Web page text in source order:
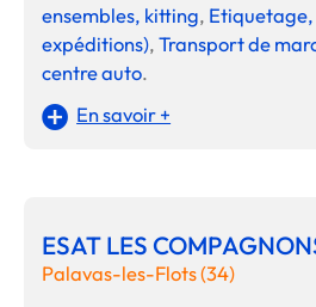
ensembles, kitting,
expéditions),Transport de
centre auto.
En savoir +
ESAT LES
Palavas-les-Flots (34)